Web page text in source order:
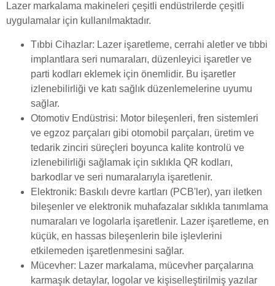
Lazer markalama makineleri çeşitli endüstrilerde çeşitli
uygulamalar için kullanılmaktadır.
Tıbbi Cihazlar: Lazer işaretleme, cerrahi aletler ve tıbbi
implantlara seri numaraları, düzenleyici işaretler ve
parti kodları eklemek için önemlidir. Bu işaretler
izlenebilirliği ve katı sağlık düzenlemelerine uyumu
sağlar.
Otomotiv Endüstrisi: Motor bileşenleri, fren sistemleri
ve egzoz parçaları gibi otomobil parçaları, üretim ve
tedarik zinciri süreçleri boyunca kalite kontrolü ve
izlenebilirliği sağlamak için sıklıkla QR kodları,
barkodlar ve seri numaralarıyla işaretlenir.
Elektronik: Baskılı devre kartları (PCB'ler), yarı iletken
bileşenler ve elektronik muhafazalar sıklıkla tanımlama
numaraları ve logolarla işaretlenir. Lazer işaretleme, en
küçük, en hassas bileşenlerin bile işlevlerini
etkilemeden işaretlenmesini sağlar.
Mücevher: Lazer markalama, mücevher parçalarına
karmaşık detaylar, logolar ve kişiselleştirilmiş yazılar